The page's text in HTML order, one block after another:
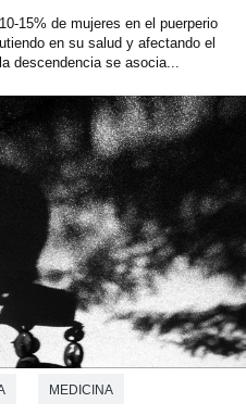
15% de mujeres en el puerperio
en su salud y afectando el
descendencia se asocia...
MEDICINA